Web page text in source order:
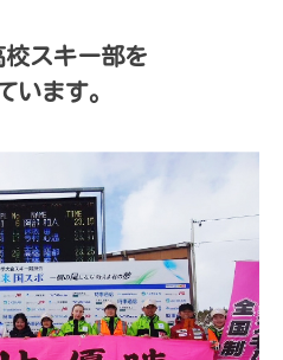
校スキー部を
います。